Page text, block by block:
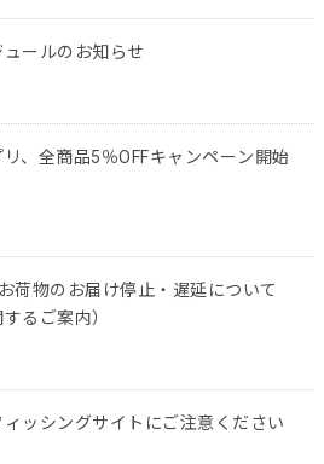
ールのお知らせ
、全商品5％OFFキャンペーン開始
荷物のお届け停止・遅延について
るご案内）
ィッシングサイトにご注意ください